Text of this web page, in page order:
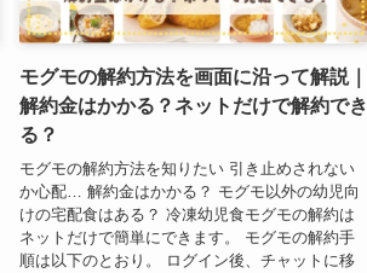
モグモの解約方法を画面に沿って解説｜
解約金はかかる？ネットだけで解約でき
る？
モグモの解約方法を知りたい 引き止めされない
か心配… 解約金はかかる？ モグモ以外の幼児向
けの宅配食はある？ 冷凍幼児食モグモの解約は
ネットだけで簡単にできます。 モグモの解約手
順は以下のとおり。 ログイン後、チャットに移